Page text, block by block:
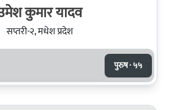
कुमार यादव
सप्तरी-२, मधेश प्रदेश
पुरुष · ५५